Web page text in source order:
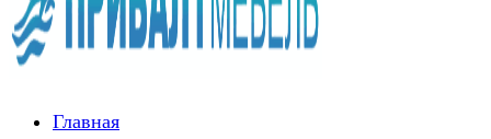
Главная